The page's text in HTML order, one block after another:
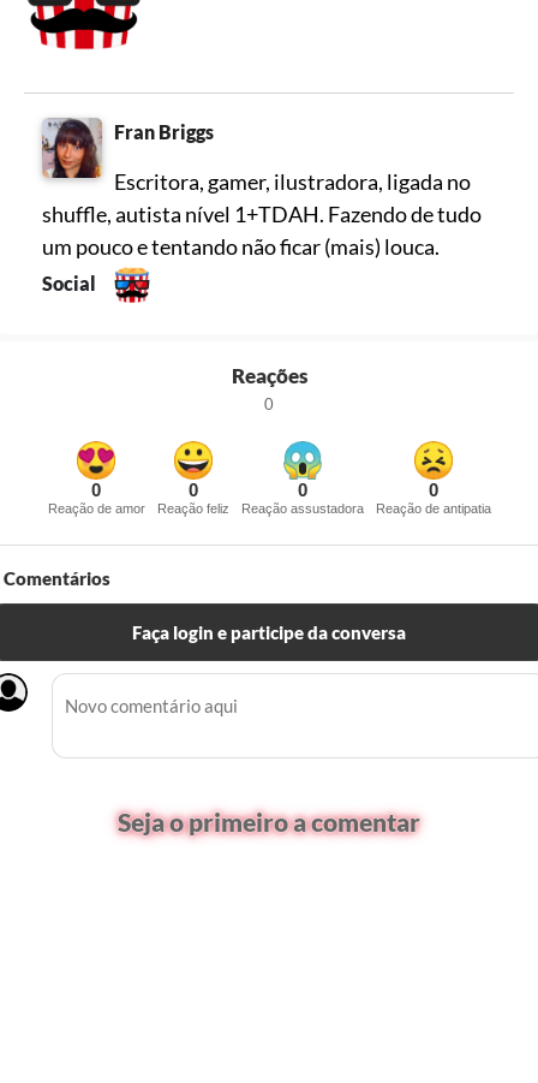
Fran Briggs
Escritora, gamer, ilustradora, ligada no
shuffle, autista nível 1+TDAH. Fazendo de tudo
um pouco e tentando não ficar (mais) louca.
Social
Reações
0
0
Reação de amor
0
Reação feliz
0
Reação assustadora
0
Reação de antipatia
Comentários
Faça login e participe da conversa
Seja o primeiro a comentar